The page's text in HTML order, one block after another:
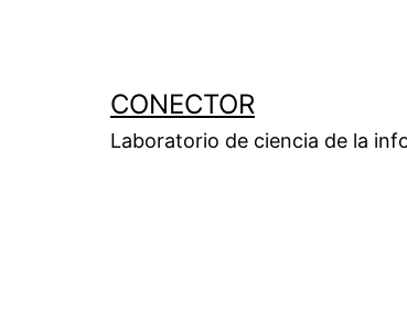
CONECTOR
Laboratorio de ciencia de la